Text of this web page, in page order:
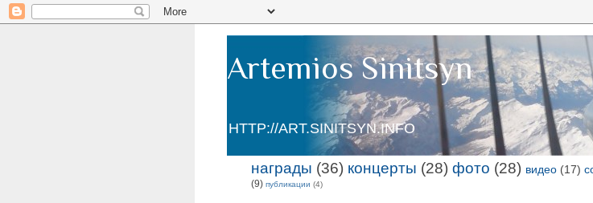
Artemios Sinitsyn
HTTP://ART.SINITSYN.INFO
награды (36) концерты (28) фото (28) видео (17)
(9) публикации (4)